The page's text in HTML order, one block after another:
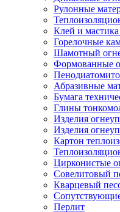
Рулонные
Клей и
Горелочные
Шамотный
Формованные
Абразивные
Бумага
Глины
Изделия
Изделия
Картон
Цирконистые
Совелитовый
Кварцевый
Перлит